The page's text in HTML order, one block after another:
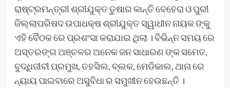
ରାଷ୍ଟ୍ରମନ୍ତ୍ରୀ ଶ୍ରୀଯୁକ୍ତ ତୁଷାର କାନ୍ତି ବେହେରା ଓ ପୁରୀ
ଜିଲ୍ଲାପରିଷଦ ଉପାଧକ୍ଷ ଶ୍ରୀଯୁକ୍ତ ସ୍ୱାଧୀନ ନାୟକ ଙ୍କୁ
ଏହି ବୈଠକ ରେ ପ୍ରଶଂସା କରାଯାଇ ଥିଲା । ବିଭିନ୍ନ ସମୟ ରେ
ଅସ୍ତରଙ୍ଗ ଅଞ୍ଚଳର ଅନେକ ଜନ ସାଧାରଣ ଙ୍କ ସମେତ,
ବୁଦ୍ଧିଜୀବୀ ପ୍ରମୁଖ, ତହସିଲ, ବ୍ଲକ, ମେଡିକାଲ, ଥାନା ରେ
ନ୍ୟାୟ ପାଇବାରେ ଅସୁବିଧା ର ସମୁଖୀନ ହେଉଛନ୍ତି ।